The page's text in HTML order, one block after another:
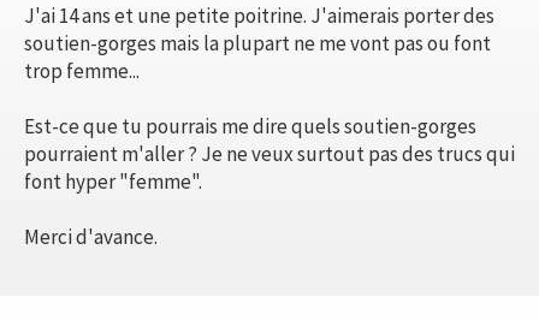
J'ai 14 ans et une petite poitrine. J'aimerais porter des
soutien-gorges mais la plupart ne me vont pas ou font
trop femme...
Est-ce que tu pourrais me dire quels soutien-gorges
pourraient m'aller ? Je ne veux surtout pas des trucs qui
font hyper "femme".
Merci d'avance.